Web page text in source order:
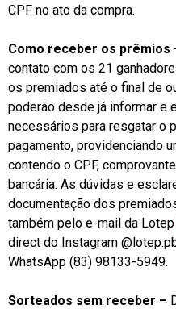
CPF no ato da compra.
Como receber os prêmios
contato com os 21
os premiados até o final de
poderão desde já informar e
necessários para resgatar o
pagamento, providenciando
contendo o CPF,
bancária. As dúvidas e
documentação dos
também pelo e-mail da Lotep
direct do Instagram
WhatsApp (83) 98133-5949.
Sorteados sem receber –